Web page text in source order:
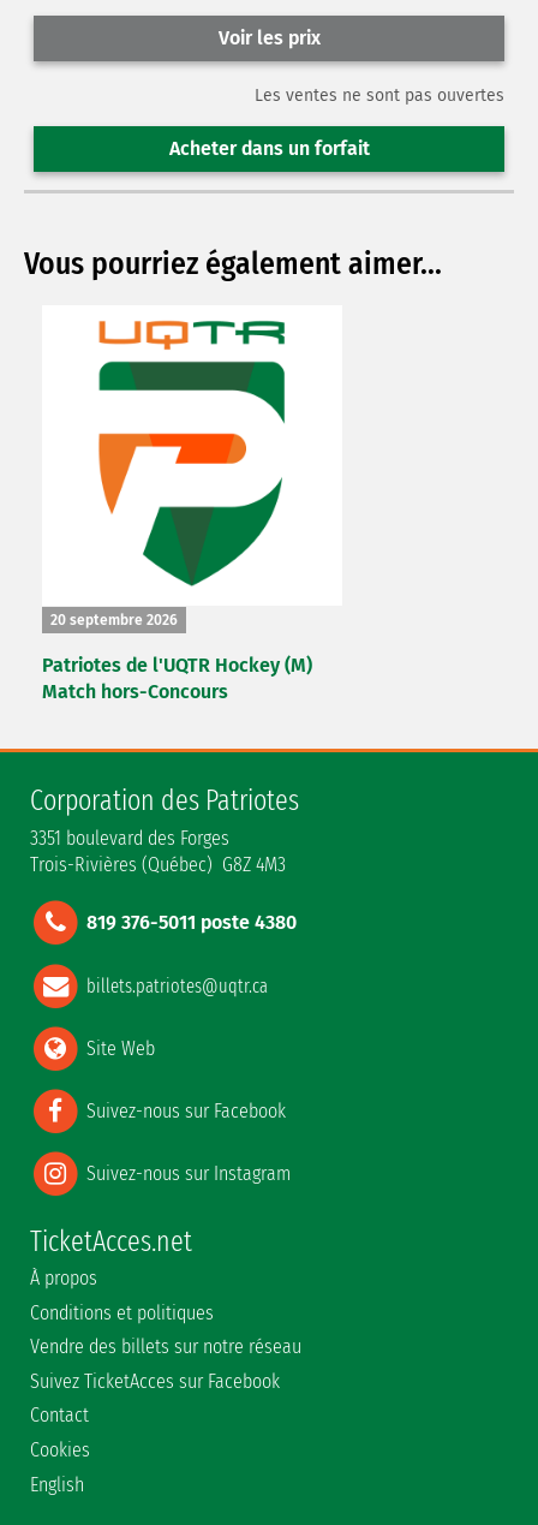
Voir les prix
Les ventes ne sont pas ouvertes
Acheter dans un forfait
Vous pourriez également aimer...
20 septembre 2026
Patriotes de l'UQTR Hockey (M)
Match hors-Concours
Corporation des Patriotes
3351 boulevard des Forges
Trois-Rivières (Québec) G8Z 4M3
819 376-5011 poste 4380
billets.patriotes@uqtr.ca
Site Web
Suivez-nous sur Facebook
Suivez-nous sur Instagram
TicketAcces.net
À propos
Conditions et politiques
Vendre des billets sur notre réseau
Suivez TicketAcces sur Facebook
Contact
Cookies
English